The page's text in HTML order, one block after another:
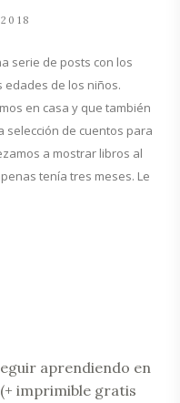
serie de posts con los
edades de los niños.
en casa y que también
selección de cuentos para
a mostrar libros al
tenía tres meses. Le
aprendiendo en
imprimible gratis